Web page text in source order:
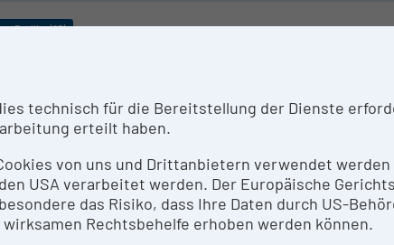
Facility (CF)
Anlage umfasst eine nach GMP Grundsätzen
für die stufenweise Kultivierung
Core Facility (CF)
Facility Bioin­for­matics
technisch für die Bereitstellung der Dienste
erteilt haben.
von uns und Drittanbietern verwendet
USA verarbeitet werden. Der Europäische
das Risiko, dass Ihre Daten durch US-
Rechtsbehelfe erhoben werden können.